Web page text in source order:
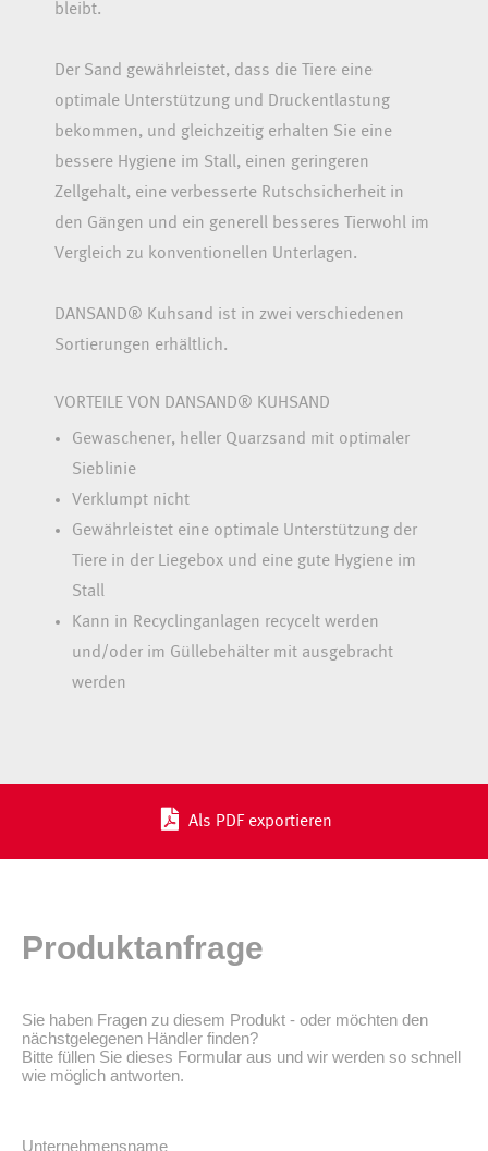
bleibt.
Der Sand gewährleistet, dass die Tiere eine
optimale Unterstützung und Druckentlastung
bekommen, und gleichzeitig erhalten Sie eine
bessere Hygiene im Stall, einen geringeren
Zellgehalt, eine verbesserte Rutschsicherheit in
den Gängen und ein generell besseres Tierwohl im
Vergleich zu konventionellen Unterlagen.
DANSAND® Kuhsand ist in zwei verschiedenen
Sortierungen erhältlich.
VORTEILE VON DANSAND® KUHSAND
Gewaschener, heller Quarzsand mit optimaler
Sieblinie
Verklumpt nicht
Gewährleistet eine optimale Unterstützung der
Tiere in der Liegebox und eine gute Hygiene im
Stall
Kann in Recyclinganlagen recycelt werden
und/oder im Güllebehälter mit ausgebracht
werden
Als PDF exportieren